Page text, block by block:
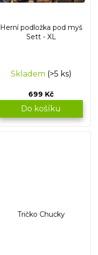
Herní podložka pod myš
Sett - XL
Skladem (>5 ks)
699 Kč
Do košíku
Tričko Chucky